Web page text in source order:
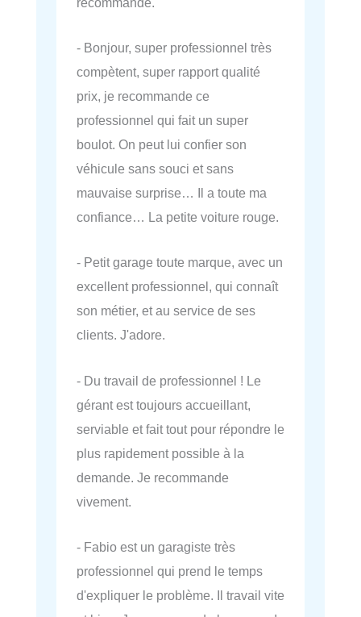
- Bonjour, super professionnel très
compètent, super rapport qualité
prix, je recommande ce
professionnel qui fait un super
boulot. On peut lui confier son
véhicule sans souci et sans
mauvaise surprise… Il a toute ma
confiance… La petite voiture rouge.
- Petit garage toute marque, avec un
excellent professionnel, qui connaît
son métier, et au service de ses
clients. J'adore.
- Du travail de professionnel ! Le
gérant est toujours accueillant,
serviable et fait tout pour répondre le
plus rapidement possible à la
demande. Je recommande
vivement.
- Fabio est un garagiste très
professionnel qui prend le temps
d'expliquer le problème. Il travail vite